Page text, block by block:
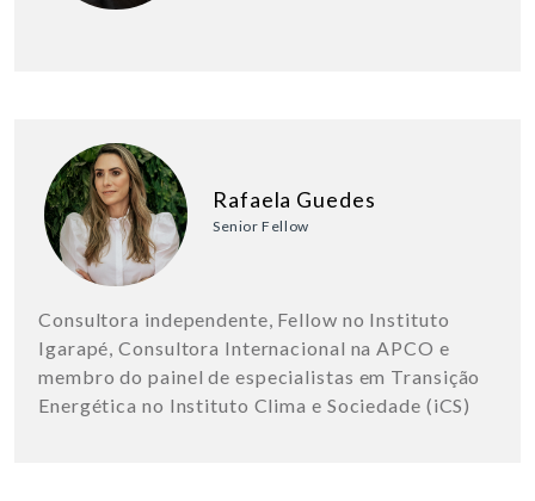
Rafaela Guedes
Senior Fellow
Consultora independente, Fellow no Instituto
Igarapé, Consultora Internacional na APCO e
membro do painel de especialistas em Transição
Energética no Instituto Clima e Sociedade (iCS)